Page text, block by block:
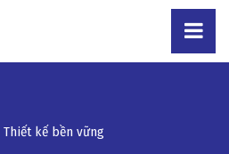
Thiết kế bền vững